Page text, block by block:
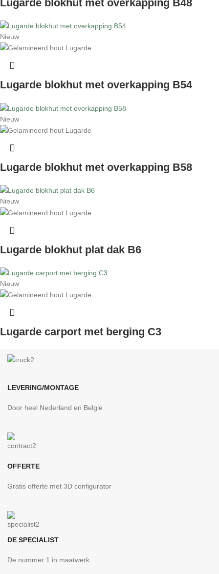
Lugarde blokhut met overkapping B48
Nieuw
Lugarde blokhut met overkapping B54
Nieuw
Lugarde blokhut met overkapping B58
Nieuw
Lugarde blokhut plat dak B6
Nieuw
Lugarde carport met berging C3
LEVERING/MONTAGE
Door heel Nederland en Belgie
OFFERTE
Gratis offerte met 3D configurator
DE SPECIALIST
De nummer 1 in maatwerk